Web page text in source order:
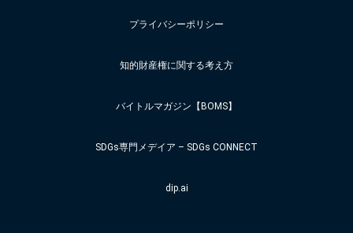
プライバシーポリシー
知的財産権に関する考え方
バイトルマガジン【BOMS】
SDGs専門メデイア – SDGs CONNECT
dip.ai